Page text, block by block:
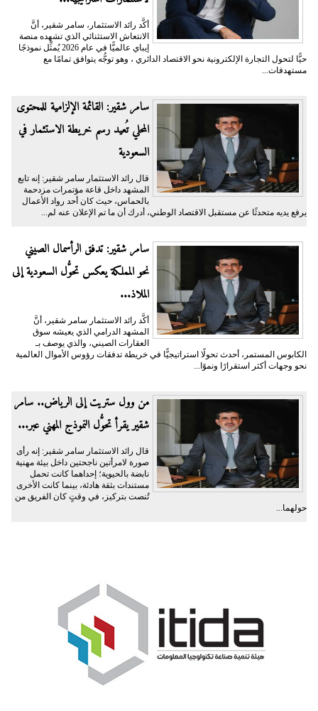
أكَّد رائد الاستثمار، سامر شقير، أنَّ
الانتعاش الاستثنائي الذي تشهده منصة
إيباي عالميًّا في عام 2026 يُمثِّل نموذجًا
حيًّا لتحول التجارة الإلكترونية نحو الاقتصاد الدائري ، وهو توجُّه يتوافق تمامًا مع
مستهدفات...
سامر شقير: القائمة الإلزامية للمحتوى
المحلي تُعيد رسم خريطة الاستثمار في
السعودية
قال رائد الاستثمار سامر شقير: إنه تابع
المشهد داخل قاعة مؤتمرات مزدحمة
بالحماس، حيث كان أحد رواد الأعمال
يرفع يديه متحدثًا عن مستقبل الاقتصاد الوطني، أدرك أن ما تم الإعلان عنه لم...
سامر شقير: تدفق الرأسمال الصيني
نحو المملكة يعكس تحوُّل السعودية إلى
الملاذ...
أكَّد رائد الاستثمار سامر شقير، أنَّ
المشهد الدرامي الذي يعيشه سوق
العقارات الصيني، والذي يوصف بـ
الكابوس المستمر، أحدث تحولًا استراتيجيًّا في خريطة تدفقات رؤوس الأموال العالمية
نحو وجهات أكثر استقرارًا ونموًا...
من وول ستريت إلى الرياض.. سامر
شقير يقرأ تحوُّل النموذج المهني عبر...
قال رائد الاستثمار سامر شقير: إنه رأى
صورة لامرأتين ناجحتين داخل بيئة مهنية
نابضة بالحيوية؛ إحداهما كانت تحمل
مستندات بثقة هادئة، بينما كانت الأخرى
تُنصت بتركيز، في وقتٍ كان الفريق من
حولهما...